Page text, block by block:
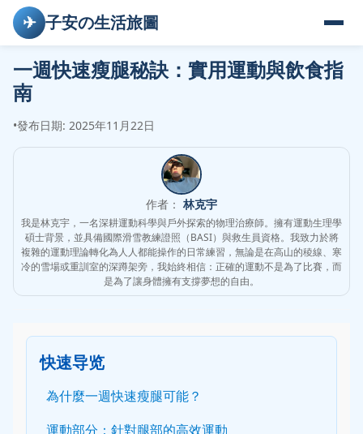
✈ 子安の生活旅圖
一週快速瘦腿秘訣：實用運動與飲食指
南
•發布日期: 2025年11月22日
作者： 林克宇
我是林克宇，一名深耕運動科學與戶外探索的物理治療師。擁有運動生理學
碩士背景，並具備國際滑雪教練證照（BASI）與救生員資格。我致力於將
複雜的運動理論轉化為人人都能操作的日常練習，無論是在高山的稜線、寒
冷的雪場或重訓室的深蹲架旁，我始終相信：正確的運動不是為了比賽，而
是為了讓身體擁有支撐夢想的自由。
快速导览
為什麼一週快速瘦腿可能？
運動部分：針對腿部的高效運動